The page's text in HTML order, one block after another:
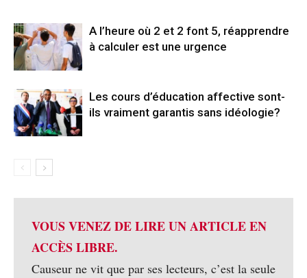
A l’heure où 2 et 2 font 5, réapprendre
à calculer est une urgence
Les cours d’éducation affective sont-
ils vraiment garantis sans idéologie?
VOUS VENEZ DE LIRE UN ARTICLE EN
ACCÈS LIBRE.
Causeur ne vit que par ses lecteurs, c’est la seule